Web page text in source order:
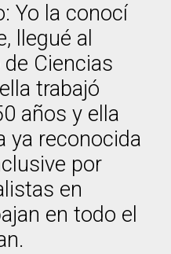
Yo la conocí
llegué al
Ciencias
trabajó
años y ella
ya reconocida
por
en
en todo el